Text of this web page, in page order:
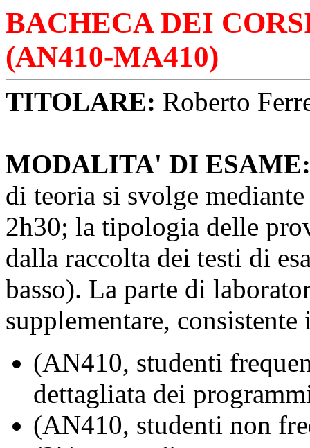
BACHECA DEI
(AN410-MA410)
TITOLARE: Roberto
MODALITA' DI ESAME:
di teoria si svolge
2h30; la tipologia delle
dalla raccolta dei testi di
basso). La parte di
supplementare, consistente
(AN410, studenti
dettagliata dei
(AN410, studenti non